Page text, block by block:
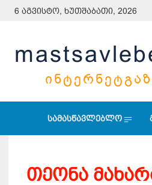
6 აგვისტო, ხუთშაბათი, 2026
სამასწავლებლო
თეონა